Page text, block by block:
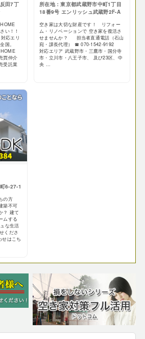
田7丁
い！！
応エリ
全国。
買仲介
受託業
所在地：東京都武蔵野市中町1丁目
18番9号 エンリッシュ武蔵野2F-A
空き家は大切な財産です！ リフォー
ム・リノベーションで 空き家を復活さ
せませんか？ 担当者直通電話（石山
宛・課長代理） ☎ 070-1542-9192
対応エリア 武蔵野市・三鷹市・国分寺
市・立川市・八王子市、 及び23区、中
央 ...
6-27-1
の方
築不可
？ 建て
ムする
な生活
くださ
はこち